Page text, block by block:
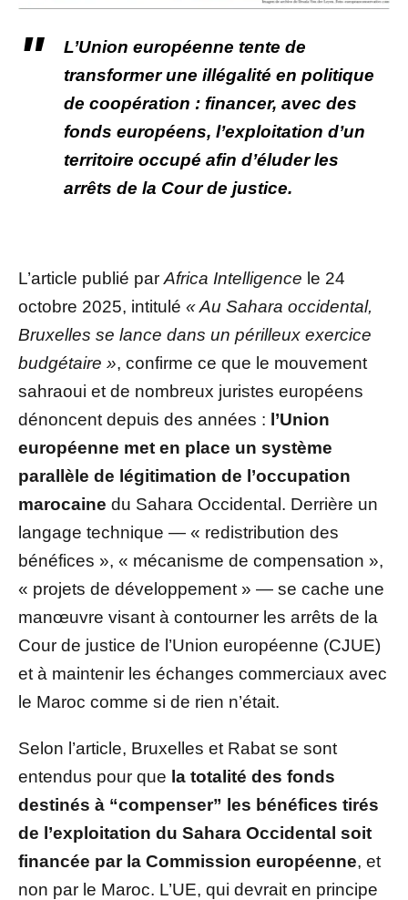
L’Union européenne tente de
transformer une illégalité en politique
de coopération : financer, avec des
fonds européens, l’exploitation d’un
territoire occupé afin d’éluder les
arrêts de la Cour de justice.
L’article publié par Africa Intelligence le 24
octobre 2025, intitulé « Au Sahara occidental,
Bruxelles se lance dans un périlleux exercice
budgétaire », confirme ce que le mouvement
sahraoui et de nombreux juristes européens
dénoncent depuis des années : l’Union
européenne met en place un système
parallèle de légitimation de l’occupation
marocaine du Sahara Occidental. Derrière un
langage technique — « redistribution des
bénéfices », « mécanisme de compensation »,
« projets de développement » — se cache une
manœuvre visant à contourner les arrêts de la
Cour de justice de l’Union européenne (CJUE)
et à maintenir les échanges commerciaux avec
le Maroc comme si de rien n’était.
Selon l’article, Bruxelles et Rabat se sont
entendus pour que la totalité des fonds
destinés à “compenser” les bénéfices tirés
de l’exploitation du Sahara Occidental soit
financée par la Commission européenne, et
non par le Maroc. L’UE, qui devrait en principe